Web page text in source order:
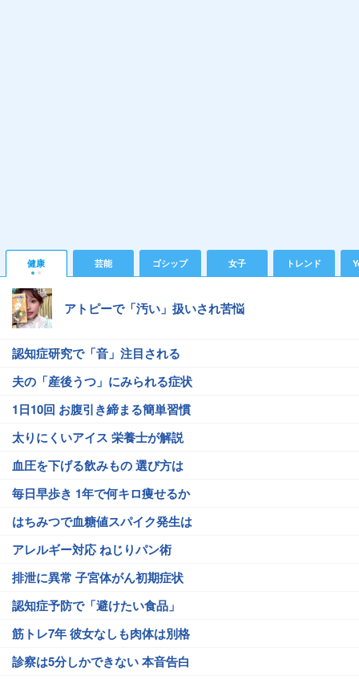
健康 芸能 ゴシップ 女子 トレンド
アトピーで「汚い」扱いされ苦悩
認知症研究で「音」注目される
夫の「産後うつ」にみられる症状
1日10回 お腹引き締まる簡単習慣
太りにくいアイス 栄養士が解説
血圧を下げる飲みもの 選び方は
毎日早歩き 1年で何キロ痩せるか
はちみつで血糖値スパイク発生は
アレルギー対応 ねじりパン術
排泄に異常 子宮体がん初期症状
認知症予防で「避けたい食品」
筋トレ7年 彼女なしも肉体は別格
診察は5分しかできない 本音告白